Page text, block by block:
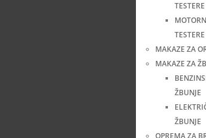
TESTERE
TESTERE
MAKAZE ZA
MAKAZE ZA
ŽBUNJE
ŽBUNJE